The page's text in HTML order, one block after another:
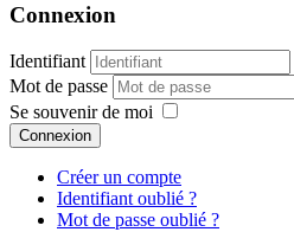
Connexion
Identifiant
Mot de passe
Se souvenir de moi
Connexion
Créer un compte
Identifiant oublié ?
Mot de passe oublié ?